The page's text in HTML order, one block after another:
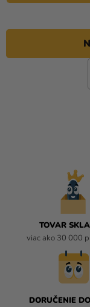
TOVAR
viac ako 30 000
DORUČENIE